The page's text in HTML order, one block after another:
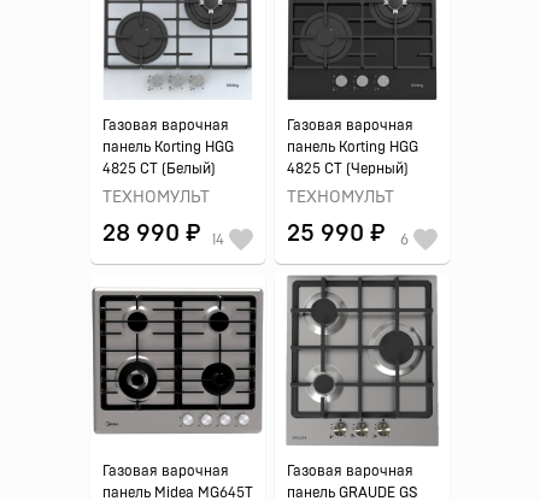
Газовая варочная
панель Korting HGG
4825 CT (Белый)
ТЕХНОМУЛЬТ
28 990 ₽ 14
Газовая варочная
панель Korting HGG
4825 CT (Черный)
ТЕХНОМУЛЬТ
25 990 ₽ 6
Газовая варочная
панель Midea MG645T
Газовая варочная
панель GRAUDE GS